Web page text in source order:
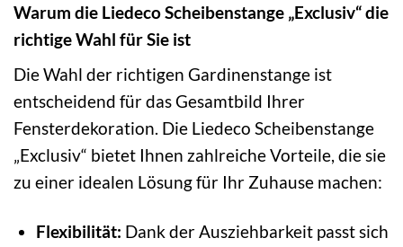
Warum die Liedeco Scheibenstange „Exclusiv“ die
richtige Wahl für Sie ist
Die Wahl der richtigen Gardinenstange ist
entscheidend für das Gesamtbild Ihrer
Fensterdekoration. Die Liedeco Scheibenstange
„Exclusiv“ bietet Ihnen zahlreiche Vorteile, die sie
zu einer idealen Lösung für Ihr Zuhause machen:
Flexibilität: Dank der Ausziehbarkeit passt sich